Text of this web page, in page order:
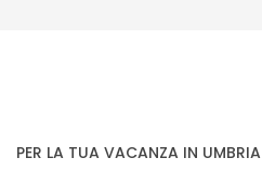
PER LA TUA VACANZA IN UMBRIA